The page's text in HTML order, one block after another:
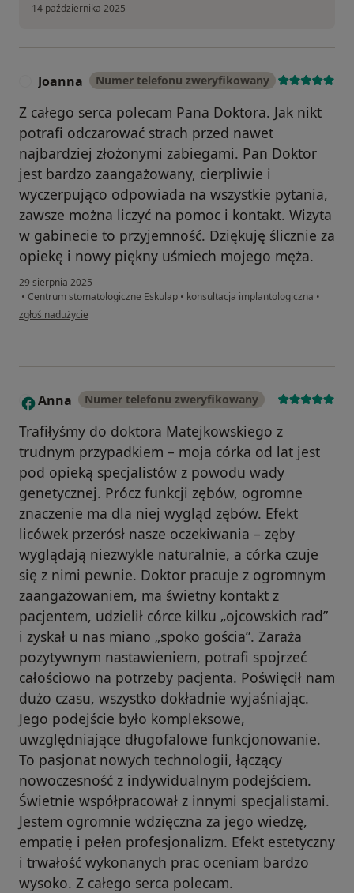
14 października 2025
Joanna Numer telefonu zweryfikowany
Z całego serca polecam Pana Doktora. Jak nikt
potrafi odczarować strach przed nawet
najbardziej złożonymi zabiegami. Pan Doktor
jest bardzo zaangażowany, cierpliwie i
wyczerpująco odpowiada na wszystkie pytania,
zawsze można liczyć na pomoc i kontakt. Wizyta
w gabinecie to przyjemność. Dziękuję ślicznie za
opiekę i nowy piękny uśmiech mojego męża.
29 sierpnia 2025
• Centrum stomatologiczne Eskulap • konsultacja implantologiczna •
w opinii użytkownika Joanna
zgłoś nadużycie
A Anna Numer telefonu zweryfikowany
Trafiłyśmy do doktora Matejkowskiego z
trudnym przypadkiem – moja córka od lat jest
pod opieką specjalistów z powodu wady
genetycznej. Prócz funkcji zębów, ogromne
znaczenie ma dla niej wygląd zębów. Efekt
licówek przerósł nasze oczekiwania – zęby
wyglądają niezwykle naturalnie, a córka czuje
się z nimi pewnie. Doktor pracuje z ogromnym
zaangażowaniem, ma świetny kontakt z
pacjentem, udzielił córce kilku „ojcowskich rad”
i zyskał u nas miano „spoko gościa”. Zaraża
pozytywnym nastawieniem, potrafi spojrzeć
całościowo na potrzeby pacjenta. Poświęcił nam
dużo czasu, wszystko dokładnie wyjaśniając.
Jego podejście było kompleksowe,
uwzględniające długofalowe funkcjonowanie.
To pasjonat nowych technologii, łączący
nowoczesność z indywidualnym podejściem.
Świetnie współpracował z innymi specjalistami.
Jestem ogromnie wdzięczna za jego wiedzę,
empatię i pełen profesjonalizm. Efekt estetyczny
i trwałość wykonanych prac oceniam bardzo
wysoko. Z całego serca polecam.